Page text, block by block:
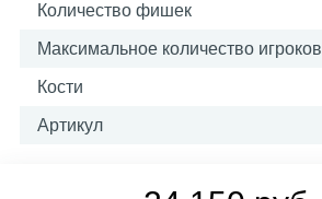
Количество фишек
Максимальное количество игроков
Кости
Артикул